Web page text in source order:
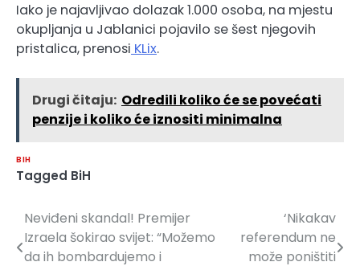
Iako je najavljivao dolazak 1.000 osoba, na mjestu
okupljanja u Jablanici pojavilo se šest njegovih
pristalica, prenosi KLix.
Drugi čitaju: Odredili koliko će se povećati
penzije i koliko će iznositi minimalna
BIH
Tagged BiH
Navigacija
članaka
Neviđeni skandal! Premijer
Izraela šokirao svijet: “Možemo
da ih bombardujemo i
‘Nikakav
referendum ne
može poništiti